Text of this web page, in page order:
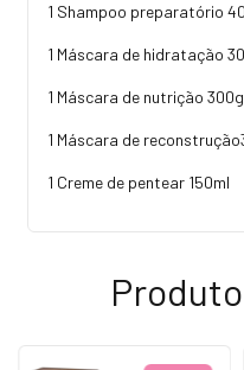
1 Shampoo preparatório
1 Máscara de hidratação
1 Máscara de nutrição 300g
1 Máscara de
1 Creme de pentear 150ml